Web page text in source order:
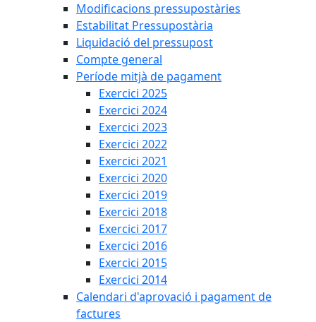
Modificacions pressupostàries
Estabilitat Pressupostària
Liquidació del pressupost
Compte general
Període mitjà de pagament
Exercici 2025
Exercici 2024
Exercici 2023
Exercici 2022
Exercici 2021
Exercici 2020
Exercici 2019
Exercici 2018
Exercici 2017
Exercici 2016
Exercici 2015
Exercici 2014
Calendari d'aprovació i pagament de
factures